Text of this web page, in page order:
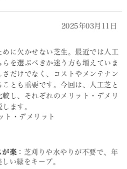
2025年03月11日
めに欠かせない芝生。最近では人工
を選ぶべきか迷う方も増えていま
さだけでなく、コストやメンテナン
ことも重要です。今回は、人工芝と
し、それぞれのメリット・デメリ
ます。
ト・デメリット
が楽 ：芝刈りや水やりが不要で、年
い緑をキープ。